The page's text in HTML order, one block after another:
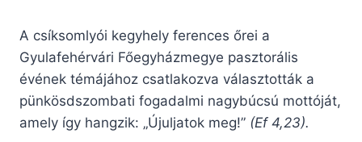
A csíksomlyói kegyhely ferences őrei a
Gyulafehérvári Főegyházmegye pasztorális
évének témájához csatlakozva választották a
pünkösdszombati fogadalmi nagybúcsú mottóját,
amely így hangzik: „Újuljatok meg!” (Ef 4,23).